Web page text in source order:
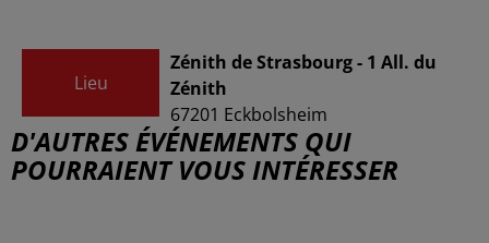
Lieu
Zénith de Strasbourg - 1 All. du
Zénith
67201 Eckbolsheim
D'AUTRES ÉVÉNEMENTS QUI
POURRAIENT VOUS INTÉRESSER